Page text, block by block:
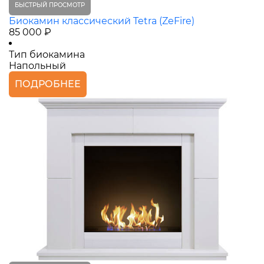
БЫСТРЫЙ ПРОСМОТР
Биокамин классический Tetra (ZeFire)
85 000 ₽
Тип биокамина
Напольный
ПОДРОБНЕЕ